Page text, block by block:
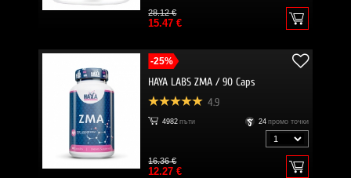
28.12 €
15.47 €
-25%
HAYA LABS ZMA / 90 Caps
4.9
4982 пъти 24 промо точки
16.36 €
12.27 €